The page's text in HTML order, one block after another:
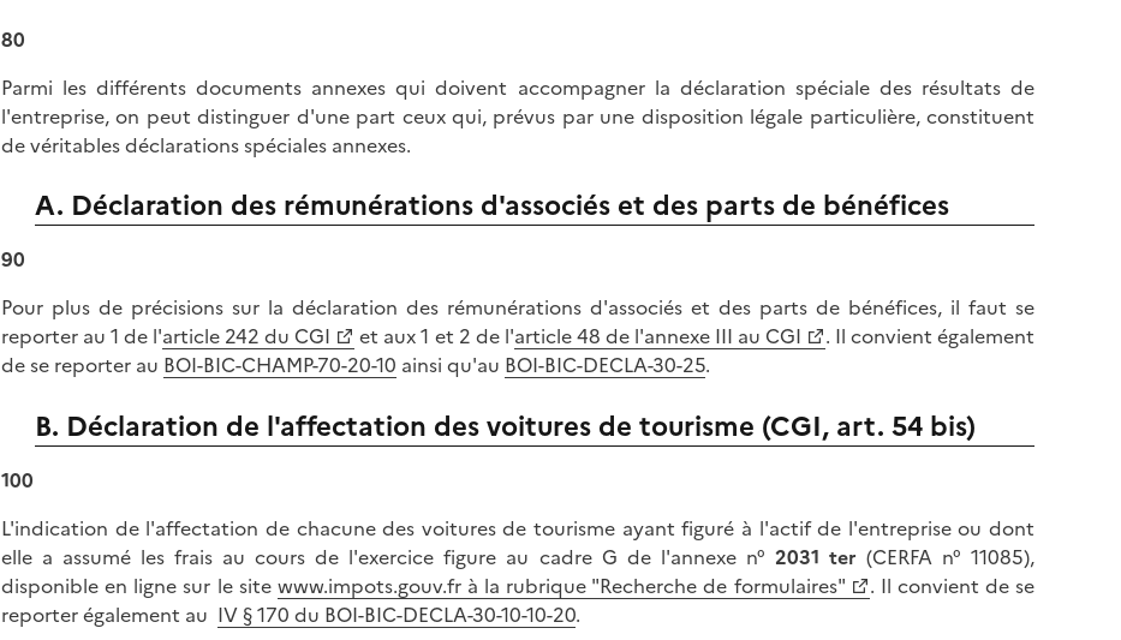
80
Parmi les différents documents annexes qui doivent accompagner la déclaration spéciale des résultats de
l'entreprise, on peut distinguer d'une part ceux qui, prévus par une disposition légale particulière, constituent
de véritables déclarations spéciales annexes.
A. Déclaration des rémunérations d'associés et des parts de bénéfices
90
Pour plus de précisions sur la déclaration des rémunérations d'associés et des parts de bénéfices, il faut se
reporter au 1 de l'article 242 du CGI et aux 1 et 2 de l'article 48 de l'annexe III au CGI
. Il convient également
de se reporter au BOI-BIC-CHAMP-70-20-10 ainsi qu'au BOI-BIC-DECLA-30-25.
B. Déclaration de l'affectation des voitures de tourisme (CGI, art. 54 bis)
100
L'indication de l'affectation de chacune des voitures de tourisme ayant figuré à l'actif de l'entreprise ou dont
elle a assumé les frais au cours de l'exercice figure au cadre G de l'annexe n° 2031 ter (CERFA n° 11085),
disponible en ligne sur le site www.impots.gouv.fr à la rubrique "Recherche de formulaires"
. Il convient de se
reporter également au IV § 170 du BOI-BIC-DECLA-30-10-10-20.